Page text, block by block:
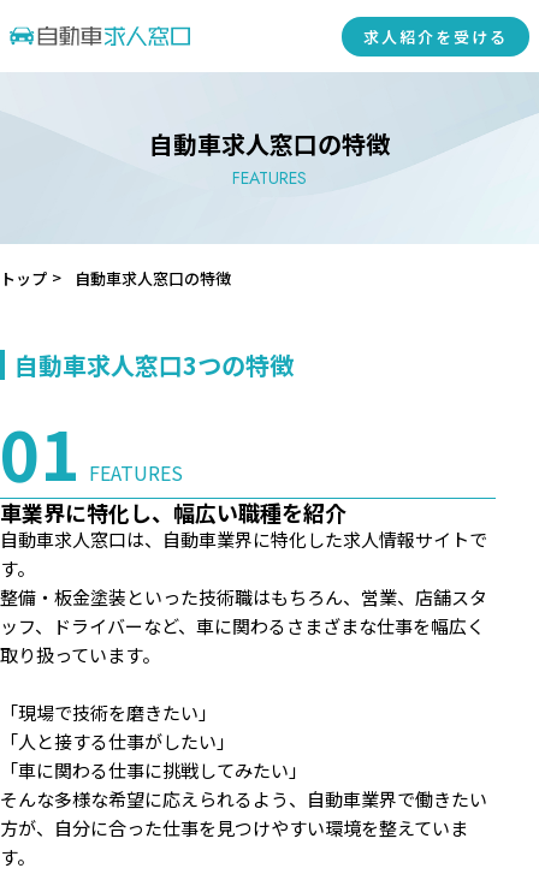
求人紹介を受ける
自動車求人窓口の特徴
FEATURES
トップ 自動車求人窓口の特徴
自動車求人窓口3つの特徴
FEATURES
車業界に特化し、幅広い職種を紹介
自動車求人窓口は、自動車業界に特化した求人情報サイトで
す。
整備・板金塗装といった技術職はもちろん、営業、店舗スタ
ッフ、ドライバーなど、 車に関わるさまざまな仕事を幅広く
取り扱っています。
「現場で技術を磨きたい」
「人と接する仕事がしたい」
「車に関わる仕事に挑戦してみたい」
――そんな多様な希望に応えられるよう、自動車業界で働きたい
方が、自分に合った仕事を見つけやすい環境を整えていま
す。